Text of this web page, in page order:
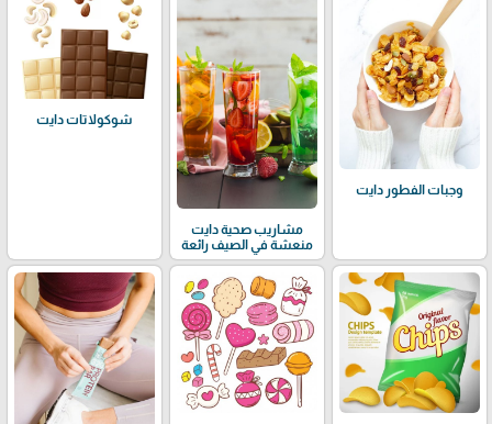
وجبات الفطور دايت
مشاريب صحية دايت
منعشة في الصيف رائعة
شوكولاتات دايت